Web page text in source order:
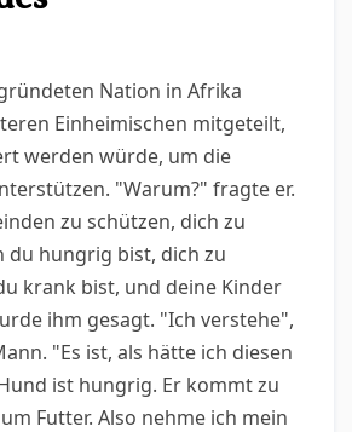
Nation in Afrika
Einheimischen mitgeteilt,
werden würde, um die
"Warum?" fragte er.
zu schützen, dich zu
du hungrig bist, dich zu
krank bist, und deine Kinder
ihm gesagt. "Ich verstehe",
"Es ist, als hätte ich diesen
ist hungrig. Er kommt zu
Futter. Also nehme ich mein